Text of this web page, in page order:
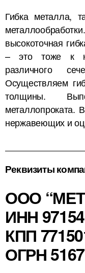
Гибка металла,
высокоточная
– это тоже к
различного
Осуществляем
толщины.
металлопроката.
нержавеющих и
Реквизиты
ООО
ИНН
КПП
ОГРН